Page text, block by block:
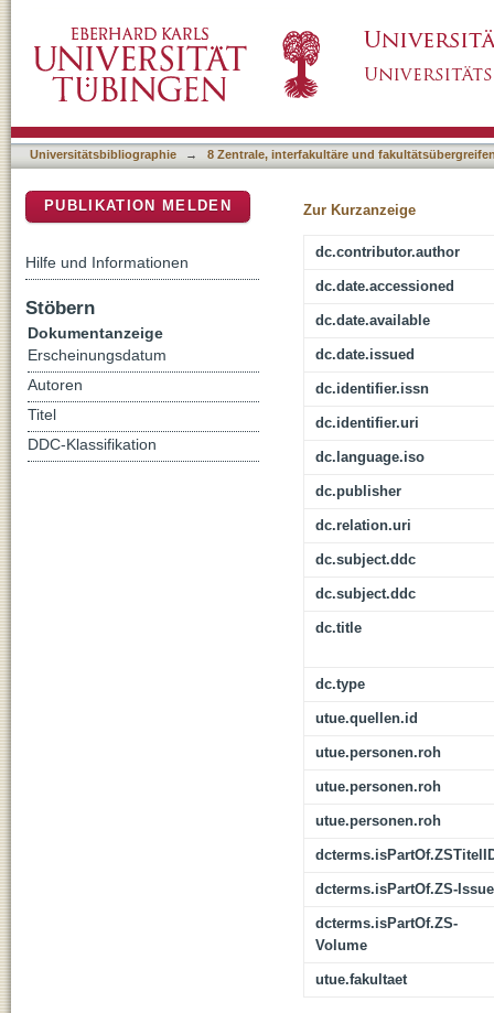
Universitätsbibliographie → 8 Zentrale, interfakultäre und
Zur Kurzanzeige
dc.contributor.author
dc.date.accessioned
dc.date.available
dc.date.issued
dc.identifier.issn
dc.identifier.uri
dc.language.iso
dc.publisher
dc.relation.uri
dc.subject.ddc
dc.subject.ddc
dc.title
dc.type
utue.quellen.id
utue.personen.roh
utue.personen.roh
utue.personen.roh
dcterms.isPartOf.ZS-Issue
dcterms.isPartOf.ZS-
Volume
utue.fakultaet
PUBLIKATION MELDEN
Hilfe und Informationen
Stöbern
Dokumentanzeige
Erscheinungsdatum
Autoren
Titel
DDC-Klassifikation